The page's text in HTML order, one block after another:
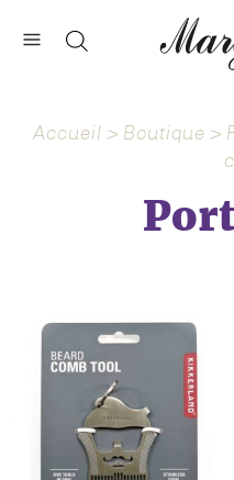
Nos
À
Accueil > Boutique >